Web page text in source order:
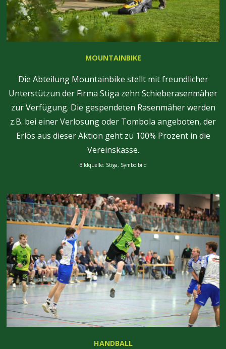
MOUNTAINBIKE
Die Abteilung Mountainbike stellt mit freundlicher
Unterstützun der Firma Stiga zehn Schieberasenmäher
zur Verfügung. Die gespendeten Rasenmäher werden
z.B. bei einer Verlosung oder Tombola angeboten, der
Erlös aus dieser Aktion geht zu 100% Prozent in die
Vereinskasse.
Bildquelle: Stiga, Symbolbild
HANDBALL